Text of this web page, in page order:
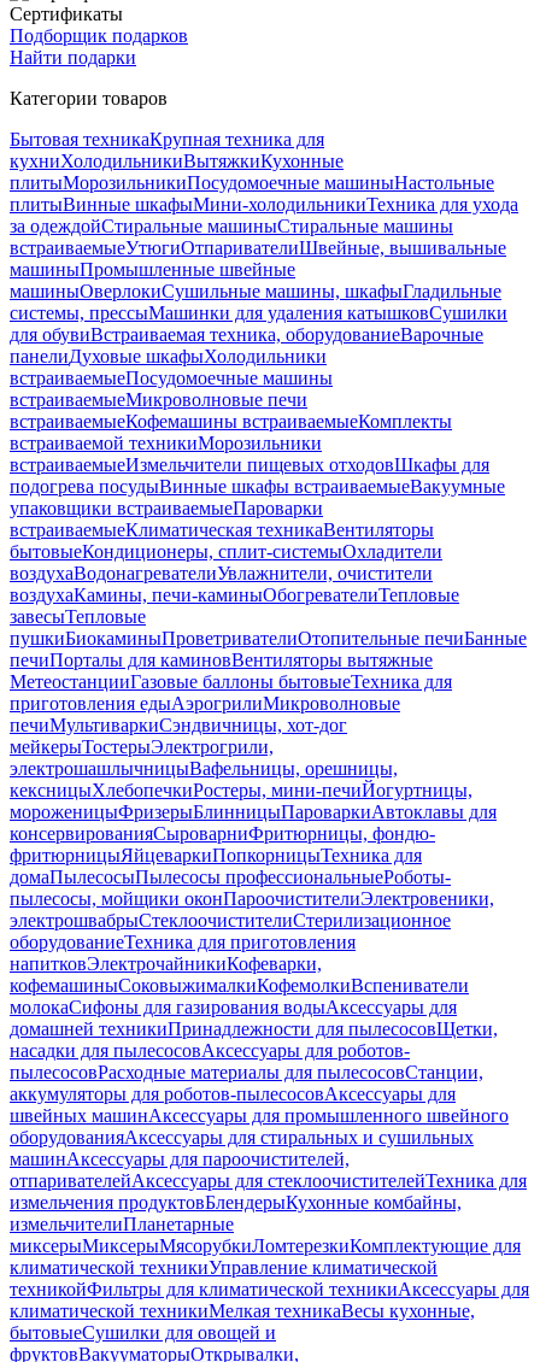
Сертификаты
Подборщик подарков
Найти подарки
Категории товаров
Бытовая техникаКрупная техника для
кухниХолодильникиВытяжкиКухонные
плитыМорозильникиПосудомоечные машиныНастольные
плитыВинные шкафыМини-холодильникиТехника для ухода
за одеждойСтиральные машиныСтиральные машины
встраиваемыеУтюгиОтпаривателиШвейные, вышивальные
машиныПромышленные швейные
машиныОверлокиСушильные машины, шкафыГладильные
системы, прессыМашинки для удаления катышковСушилки
для обувиВстраиваемая техника, оборудованиеВарочные
панелиДуховые шкафыХолодильники
встраиваемыеПосудомоечные машины
встраиваемыеМикроволновые печи
встраиваемыеКофемашины встраиваемыеКомплекты
встраиваемой техникиМорозильники
встраиваемыеИзмельчители пищевых отходовШкафы для
подогрева посудыВинные шкафы встраиваемыеВакуумные
упаковщики встраиваемыеПароварки
встраиваемыеКлиматическая техникаВентиляторы
бытовыеКондиционеры, сплит-системыОхладители
воздухаВодонагревателиУвлажнители, очистители
воздухаКамины, печи-каминыОбогревателиТепловые
завесыТепловые
пушкиБиокаминыПроветривателиОтопительные печиБанные
печиПорталы для каминовВентиляторы вытяжные
МетеостанцииГазовые баллоны бытовыеТехника для
приготовления едыАэрогрилиМикроволновые
печиМультиваркиСэндвичницы, хот-дог
мейкерыТостерыЭлектрогрили,
электрошашлычницыВафельницы, орешницы,
кексницыХлебопечкиРостеры, мини-печиЙогуртницы,
мороженицыФризерыБлинницыПароваркиАвтоклавы для
консервированияСыроварниФритюрницы, фондю-
фритюрницыЯйцеваркиПопкорницыТехника для
домаПылесосыПылесосы профессиональныеРоботы-
пылесосы, мойщики оконПароочистителиЭлектровеники,
электрошвабрыСтеклоочистителиСтерилизационное
оборудованиеТехника для приготовления
напитковЭлектрочайникиКофеварки,
кофемашиныСоковыжималкиКофемолкиВспениватели
молокаСифоны для газирования водыАксессуары для
домашней техникиПринадлежности для пылесосовЩетки,
насадки для пылесосовАксессуары для роботов-
пылесосовРасходные материалы для пылесосовСтанции,
аккумуляторы для роботов-пылесосовАксессуары для
швейных машинАксессуары для промышленного швейного
оборудованияАксессуары для стиральных и сушильных
машинАксессуары для пароочистителей,
отпаривателейАксессуары для стеклоочистителейТехника для
измельчения продуктовБлендерыКухонные комбайны,
измельчителиПланетарные
миксерыМиксерыМясорубкиЛомтерезкиКомплектующие для
климатической техникиУправление климатической
техникойФильтры для климатической техникиАксессуары для
климатической техникиМелкая техникаВесы кухонные,
бытовыеСушилки для овощей и
фруктовВакууматорыОткрывалки,